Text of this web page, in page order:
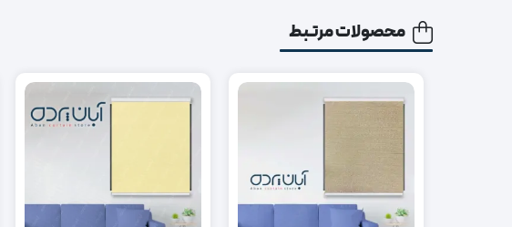
محصولات مرتبط